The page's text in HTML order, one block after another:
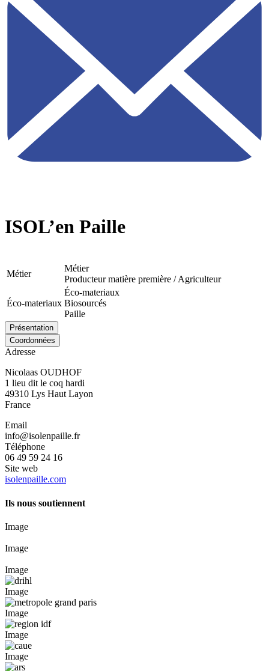
ISOL’en Paille
Métier
Métier
Producteur matière première / Agriculteur
Éco-materiaux
Éco-materiaux
Biosourcés
Paille
Présentation
Coordonnées
Adresse
Nicolaas OUDHOF
1 lieu dit le coq hardi
49310 Lys Haut Layon
France
Email
info@isolenpaille.fr
Téléphone
06 49 59 24 16
Site web
isolenpaille.com
Ils nous soutiennent
Image
Image
Image
Image
Image
Image
Image